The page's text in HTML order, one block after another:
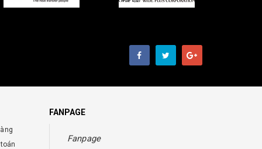
FANPAGE
Fanpage